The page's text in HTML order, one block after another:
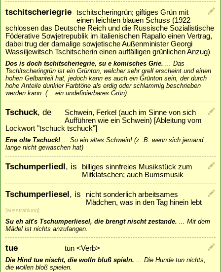
tschitscheriegrie
tschitscheringrün; giftiges Grün mit
einen leichten blauen Schuss (1922
schlossen das Deutsche Reich und die Russische Sozialistische
Föderative Sowjetrepublik im italienischen Rapallo einen Vertrag,
dabei trug der damalige sowjetische Außenminister Georgi
Wassiljewitsch Tschitscherin einen auffälligen grünlichen Anzug)
Dos is doch tschitscheriegrie, su e komisches Grie. ... Das
Tschitscheringrün ist ein Grünton, welcher sehr grell erscheint und einen
hohen Gelbanteil hat, jedoch kann es auch ein Grünton sein, der durch
hohe Anteile dunkler Farbtöne als erdig oder schlammig beschrieben
werden kann. (... ein undefinierbares Grün)
Tschuck, de
Schwein, Ferkel (auch im Sinne von sich
Aufführen wie ein Schwein) [Ableitung vom
Lockwort "tschuck tschuck"]
Ene olte Tschuck! ... So ein altes Schwein! (z .B. wenn sich jemand
lange nicht gewaschen hat)
Tschumperliedl, is
billiges sinnfreies Musikstück zum
Mitklatschen; auch Bumsmusik
Tschumperliesel, is
nicht sonderlich arbeitsames
Mädchen, was in den Tag hinein lebt
[ausstrahlung]
Su eh alt's Tschumperliesel, die brengt nischt zestande. ... Mit dem
Mädel ist nichts anzufangen.
tue tun <Verb>
Die Hind tue nischt, die wolln bluß spieln. ... Die Hunde tun nichts,
die wollen bloß spielen.